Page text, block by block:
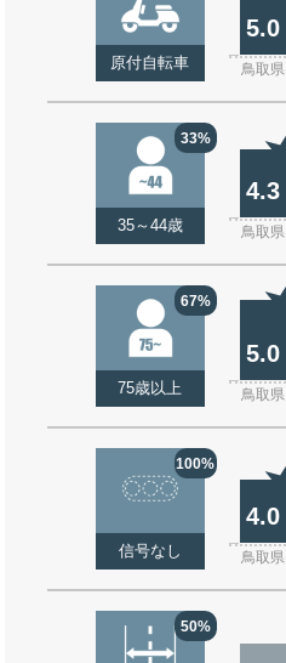
原付自転車
5.0
鳥取県
33%
35～44歳
4.3
鳥取県
67%
75歳以上
5.0
鳥取県
100%
信号なし
4.0
鳥取県
50%